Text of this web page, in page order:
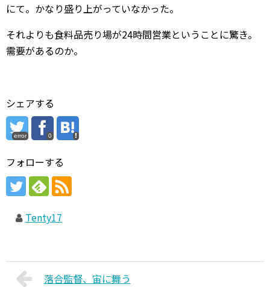
にて。かなり盛り上がっていなかった。
それよりも食料品売り場が24時間営業ということに驚き。
需要があるのか。
シェアする
error 0
フォローする
Tenty17
落合監督、宙に舞う